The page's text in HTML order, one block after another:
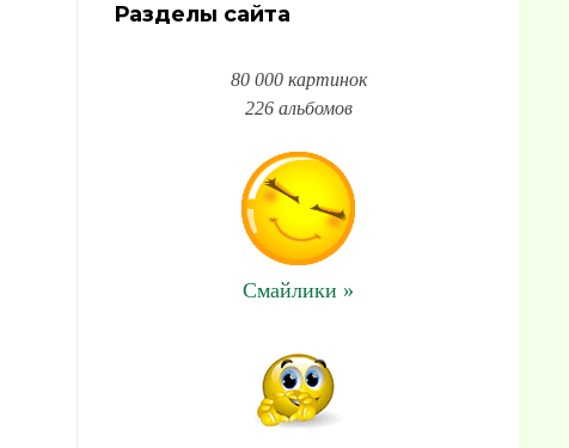
Разделы сайта
80 000 картинок
226 альбомов
Смайлики »